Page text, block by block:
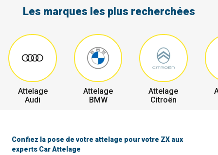
Les marques les plus recherchées
Attelage
Audi
Attelage
BMW
Attelage
Citroën
Confiez la pose de votre attelage pour votre ZX aux
experts Car Attelage